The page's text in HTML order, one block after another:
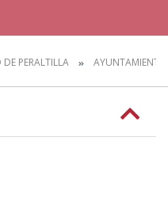
PERALTILLA AYUNTAMIENTO